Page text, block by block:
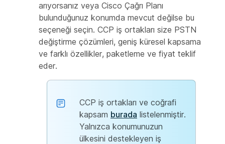
arıyorsanız veya Cisco Çağrı Planı
bulunduğunuz konumda mevcut değilse bu
seçeneği seçin. CCP iş ortakları size PSTN
değiştirme çözümleri, geniş küresel kapsama
ve farklı özellikler, paketleme ve fiyat teklif
eder.
CCP iş ortakları ve coğrafi
kapsam burada listelenmiştir.
Yalnızca konumunuzun
ülkesini destekleyen iş